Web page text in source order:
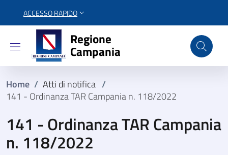
ACCESSO RAPIDO
Regione Campania
Regione
Campania
Home / Atti di notifica /
141 - Ordinanza TAR Campania n. 118/2022
141 - Ordinanza TAR Campania
n. 118/2022